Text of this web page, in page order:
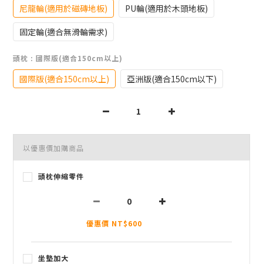
尼龍輪(適用於磁磚地板)
PU輪(適用於木頭地板)
固定輪(適合無滑輪需求)
頭枕 : 國際版(適合150cm以上)
國際版(適合150cm以上) 亞洲版(適合150cm以下)
以優惠價加購商品
頭枕伸縮零件
優惠價 NT$600
坐墊加大